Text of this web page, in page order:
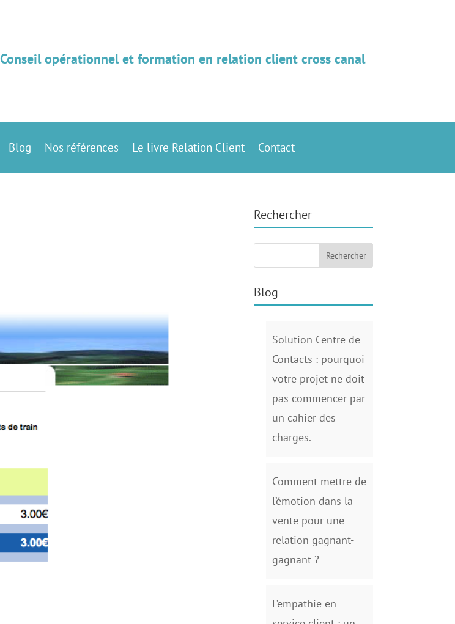
Conseil opérationnel et formation en relation client cross canal
Blog Nos références Le livre Relation Client Contact
Rechercher
Blog
Solution Centre de
Contacts : pourquoi
votre projet ne doit
pas commencer par
un cahier des
charges.
Comment mettre de
l’émotion dans la
vente pour une
relation gagnant-
gagnant ?
L’empathie en